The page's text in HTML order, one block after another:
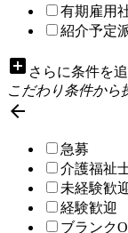
有期雇用
紹介予定
add_box さらに条件を
こだわり条件から

急募
介護福祉
未経験歓
経験歓迎
ブランク